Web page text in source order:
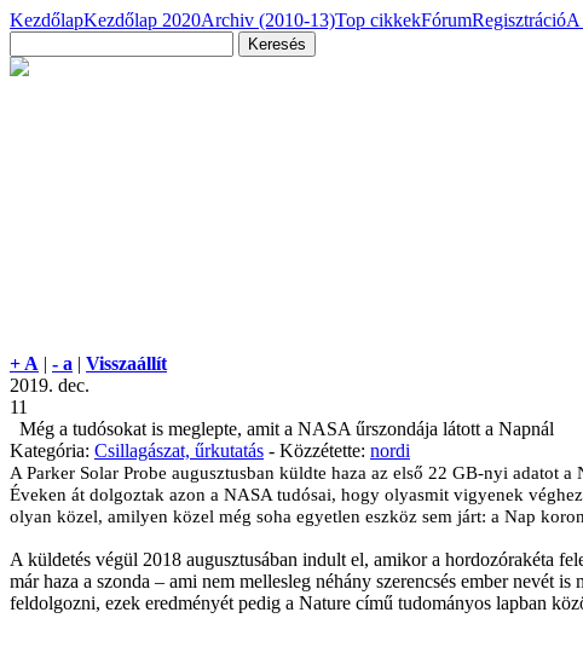
KezdőlapKezdőlap 2020Archiv (2010-13)Top cikkekFórumRegisztrációA
+ A | - a | Visszaállít
2019. dec.
11
Még a tudósokat is meglepte, amit a NASA űrszondája látott a Napnál
Kategória: Csillagászat, űrkutatás - Közzétette: nordi
A Parker Solar Probe augusztusban küldte haza az első 22 GB-nyi adatot
Éveken át dolgoztak azon a NASA tudósai, hogy olyasmit vigyenek
olyan közel, amilyen közel még soha egyetlen eszköz sem járt: a Nap
A küldetés végül 2018 augusztusában indult el, amikor a hordozórakéta
már haza a szonda – ami nem mellesleg néhány szerencsés ember nevét
feldolgozni, ezek eredményét pedig a Nature című tudományos lapban